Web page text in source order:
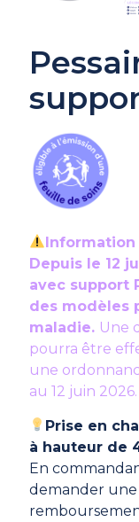
Depuis le 12
avec support
des modèles
maladie. Une
pourra être
une
au 12 juin 2026.
Prise en
à hauteur de
En
demander